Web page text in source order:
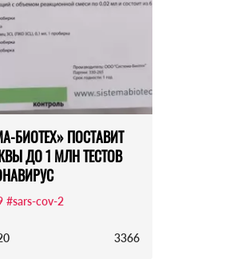
БИОТЕХ» ПОСТАВИТ
ДО 1 МЛН ТЕСТОВ
#sars-cov-2
3366